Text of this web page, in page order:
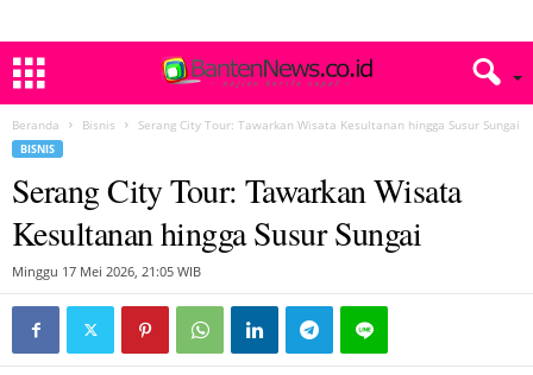
Beranda Bisnis Serang City Tour: Tawarkan Wisata Kesultanan hingga Susur Sungai
BISNIS
Serang City Tour: Tawarkan Wisata
Kesultanan hingga Susur Sungai
Minggu 17 Mei 2026, 21:05 WIB